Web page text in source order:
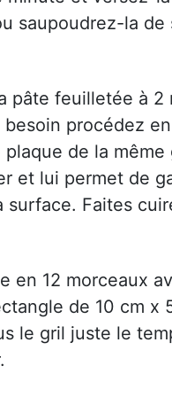
saupoudrez-la
pâte feuilletée à 2
procédez
de la même
et lui permet de
Faites
en 12 morceaux
de 10 cm x
le gril juste le